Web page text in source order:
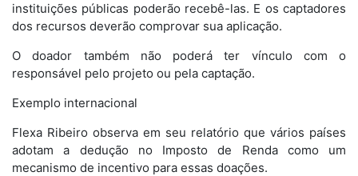
instituições públicas poderão recebê-las. E os captadores
dos recursos deverão comprovar sua aplicação.
O doador também não poderá ter vínculo com o
responsável pelo projeto ou pela captação.
Exemplo internacional
Flexa Ribeiro observa em seu relatório que vários países
adotam a dedução no Imposto de Renda como um
mecanismo de incentivo para essas doações.